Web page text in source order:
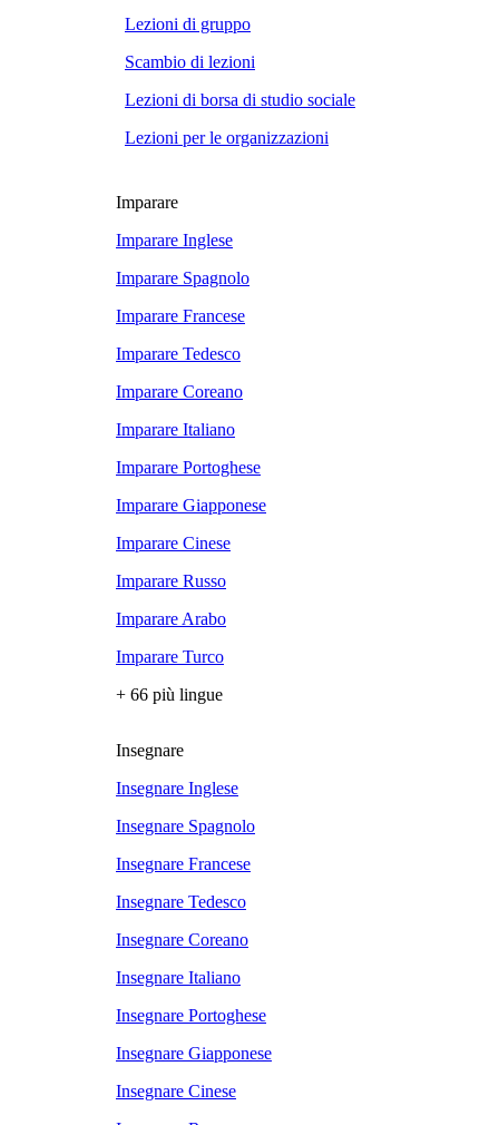
Lezioni di gruppo
Scambio di lezioni
Lezioni di borsa di studio sociale
Lezioni per le organizzazioni
Imparare
Imparare Inglese
Imparare Spagnolo
Imparare Francese
Imparare Tedesco
Imparare Coreano
Imparare Italiano
Imparare Portoghese
Imparare Giapponese
Imparare Cinese
Imparare Russo
Imparare Arabo
Imparare Turco
+ 66 più lingue
Insegnare
Insegnare Inglese
Insegnare Spagnolo
Insegnare Francese
Insegnare Tedesco
Insegnare Coreano
Insegnare Italiano
Insegnare Portoghese
Insegnare Giapponese
Insegnare Cinese